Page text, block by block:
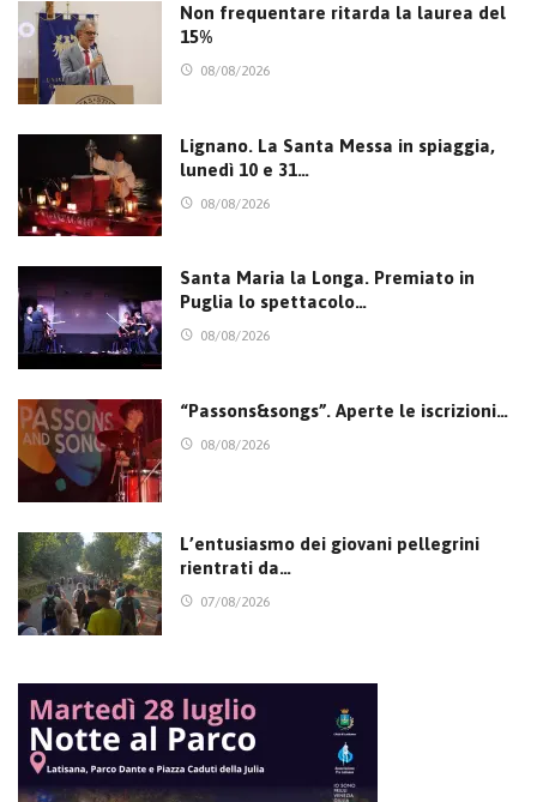
Non frequentare ritarda la laurea del
15%
08/08/2026
Lignano. La Santa Messa in spiaggia,
lunedì 10 e 31…
08/08/2026
Santa Maria la Longa. Premiato in
Puglia lo spettacolo…
08/08/2026
“Passons&songs”. Aperte le iscrizioni…
08/08/2026
L’entusiasmo dei giovani pellegrini
rientrati da…
07/08/2026